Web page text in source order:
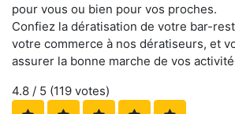
pour vous ou bien pour vos proches.
Confiez la dératisation de votre bar-
votre commerce à nos dératiseurs, et
assurer la bonne marche de vos
4.8 / 5 (119 votes)